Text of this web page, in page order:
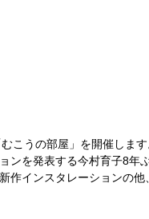
こうの部屋」を開催しま
ンを発表する今村育子8年
作インスタレーションの